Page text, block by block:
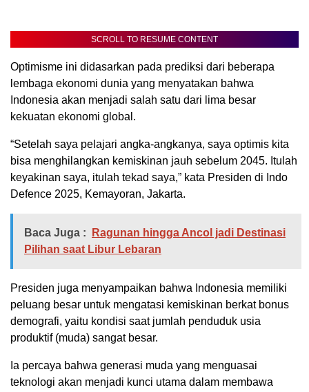
SCROLL TO RESUME CONTENT
Optimisme ini didasarkan pada prediksi dari beberapa
lembaga ekonomi dunia yang menyatakan bahwa
Indonesia akan menjadi salah satu dari lima besar
kekuatan ekonomi global.
“Setelah saya pelajari angka-angkanya, saya optimis kita
bisa menghilangkan kemiskinan jauh sebelum 2045. Itulah
keyakinan saya, itulah tekad saya,” kata Presiden di Indo
Defence 2025, Kemayoran, Jakarta.
Baca Juga :
Ragunan hingga Ancol jadi Destinasi
Pilihan saat Libur Lebaran
Presiden juga menyampaikan bahwa Indonesia memiliki
peluang besar untuk mengatasi kemiskinan berkat bonus
demografi, yaitu kondisi saat jumlah penduduk usia
produktif (muda) sangat besar.
Ia percaya bahwa generasi muda yang menguasai
teknologi akan menjadi kunci utama dalam membawa